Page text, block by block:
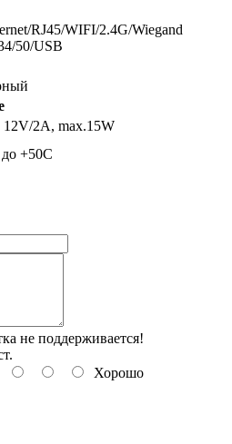
RJ45/WIFI/2.4G/Wiegand
50/USB
12V/2A, max.15W
+50C
не поддерживается!
Хорошо